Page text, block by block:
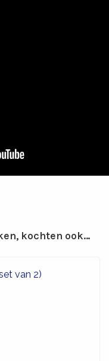
kochten ook…